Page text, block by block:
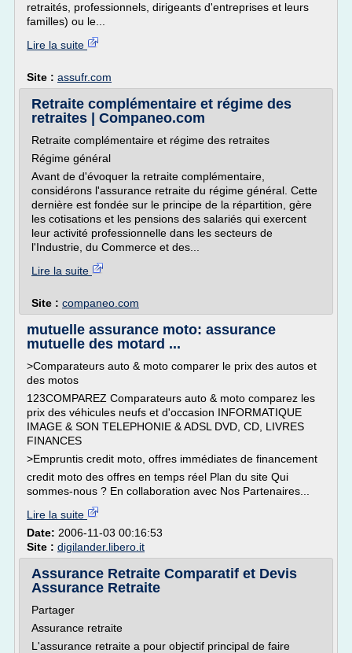
retraités, professionnels, dirigeants d'entreprises et leurs
familles) ou le...
Lire la suite
Site : assufr.com
Retraite complémentaire et régime des
retraites | Companeo.com
Retraite complémentaire et régime des retraites
Régime général
Avant de d'évoquer la retraite complémentaire,
considérons l'assurance retraite du régime général. Cette
dernière est fondée sur le principe de la répartition, gère
les cotisations et les pensions des salariés qui exercent
leur activité professionnelle dans les secteurs de
l'Industrie, du Commerce et des...
Lire la suite
Site : companeo.com
mutuelle assurance moto: assurance
mutuelle des motard ...
>Comparateurs auto & moto comparer le prix des autos et
des motos
123COMPAREZ Comparateurs auto & moto comparez les
prix des véhicules neufs et d'occasion INFORMATIQUE
IMAGE & SON TELEPHONIE & ADSL DVD, CD, LIVRES
FINANCES
>Empruntis credit moto, offres immédiates de financement
credit moto des offres en temps réel Plan du site Qui
sommes-nous ? En collaboration avec Nos Partenaires...
Lire la suite
Date: 2006-11-03 00:16:53
Site : digilander.libero.it
Assurance Retraite Comparatif et Devis
Assurance Retraite
Partager
Assurance retraite
L'assurance retraite a pour objectif principal de faire